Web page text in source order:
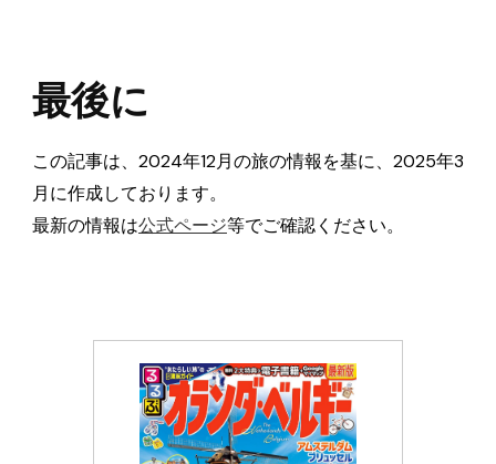
最後に
この記事は、2024年12月の旅の情報を基に、2025年3
月に作成しております。
最新の情報は公式ページ等でご確認ください。